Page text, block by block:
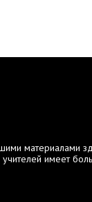
материалами
имеет